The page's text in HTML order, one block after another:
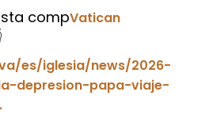
compVatican
es/iglesia/news/2026-
depresion-papa-viaje-